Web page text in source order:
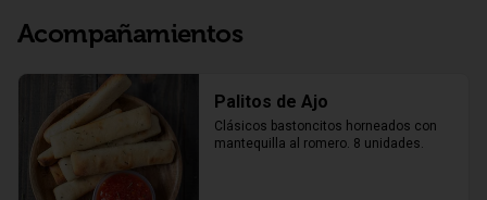
Acompañamientos
Palitos de Ajo
Clásicos bastoncitos horneados con
mantequilla al romero. 8 unidades.